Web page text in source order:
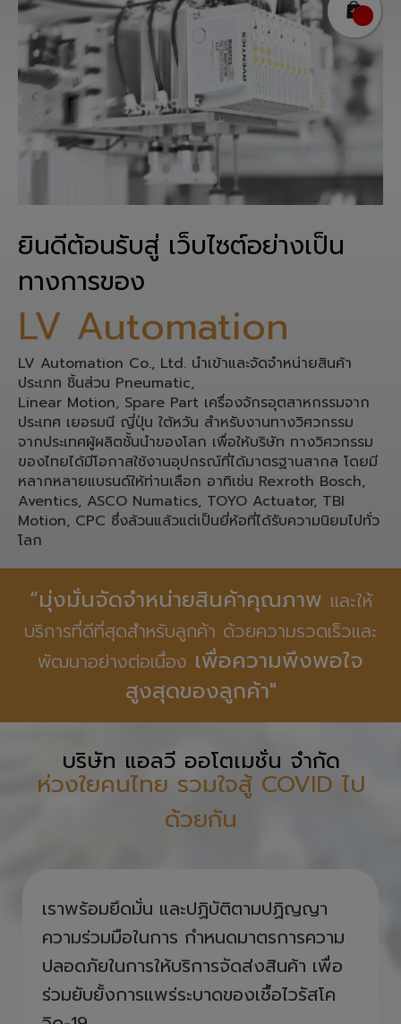
ยินดีต้อนรับสู่ เว็บไซต์อย่างเป็น
ทางการของ
LV Automation
LV Automation Co., Ltd. นำเข้าและจัดจำหน่ายสินค้า
ประเภท ชิ้นส่วน Pneumatic,
Linear Motion, Spare Part เครื่องจักรอุตสาหกรรมจาก
ประเทศ เยอรมนี ญี่ปุ่น ใต้หวัน สำหรับงานทางวิศวกรรม
จากประเทศผู้ผลิตชั้นนำของโลก เพื่อให้บริษัท ทางวิศวกรรม
ของไทยได้มีโอกาสใช้งานอุปกรณ์ที่ได้มาตรฐานสากล โดยมี
หลากหลายแบรนด์ให้ท่านเลือก อาทิเช่น Rexroth Bosch,
Aventics, ASCO Numatics, TOYO Actuator, TBI
Motion, CPC ซึ่งล้วนแล้วแต่เป็นยี่ห้อที่ได้รับความนิยมไปทั่ว
โลก
“มุ่งมั่นจัดจำหน่ายสินค้าคุณภาพ และให้
บริการที่ดีที่สุดสำหรับลูกค้า ด้วยความรวดเร็วและ
พัฒนาอย่างต่อเนื่อง เพื่อความพึงพอใจ
สูงสุดของลูกค้า"
บริษัท แอลวี ออโตเมชั่น จำกัด
ห่วงใยคนไทย รวมใจสู้ COVID ไป
ด้วยกัน
เราพร้อมยึดมั่น และปฏิบัติตามปฏิญญา
ความร่วมมือในการ กำหนดมาตรการความ
ปลอดภัยในการให้บริการจัดส่งสินค้า เพื่อ
ร่วมยับยั้งการแพร่ระบาดของเชื้อไวรัสโค